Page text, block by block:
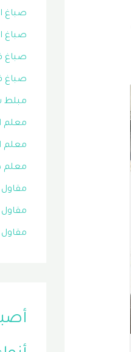
صباغ
صباغ
صباغ
صباغ
مبلط
معلم
معلم
معلم
مقاول
مقاول
مقاول